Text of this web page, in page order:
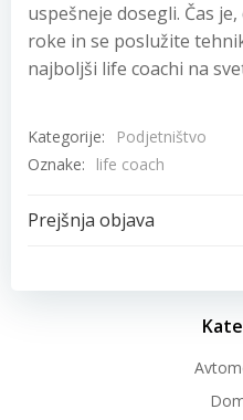
uspešneje dosegli. Čas
roke in se poslužite
najboljši life coachi na
Kategorije:
Podjetništvo
Oznake:
life coach
Post
navigation
Prejšnja objava